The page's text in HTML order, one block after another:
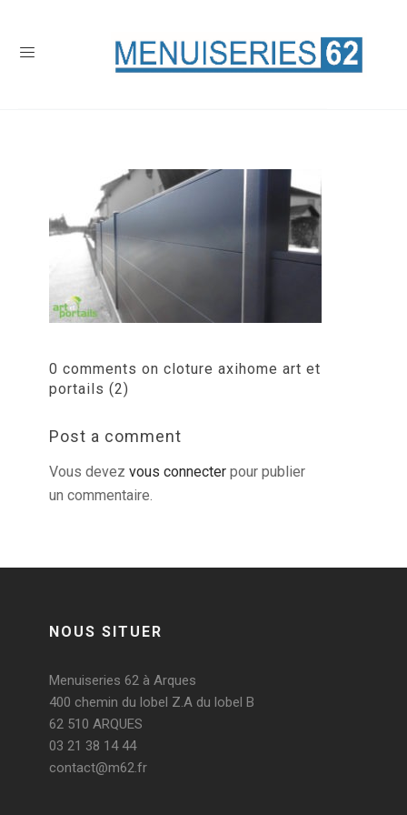
0 comments on cloture axihome art et
portails (2)
Post a comment
Vous devez vous connecter pour publier
un commentaire.
NOUS SITUER
Menuiseries 62 à Arques
400 chemin du lobel Z.A du lobel B
62 510 ARQUES
03 21 38 14 44
contact@m62.fr